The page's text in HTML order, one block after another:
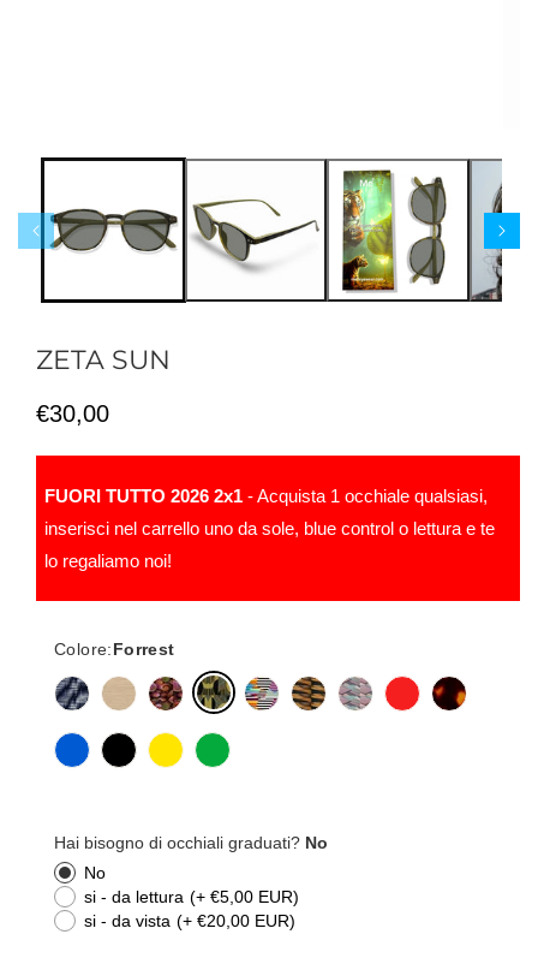
ZETA SUN
Prezzo
di
listino
€30,00
FUORI TUTTO 2026 2x1 - Acquista 1 occhiale qualsiasi,
inserisci nel carrello uno da sole, blue control o lettura e te
lo regaliamo noi!
Colore:Forrest
Hai bisogno di occhiali graduati? No
No
si - da lettura (+ €5,00 EUR)
si - da vista (+ €20,00 EUR)